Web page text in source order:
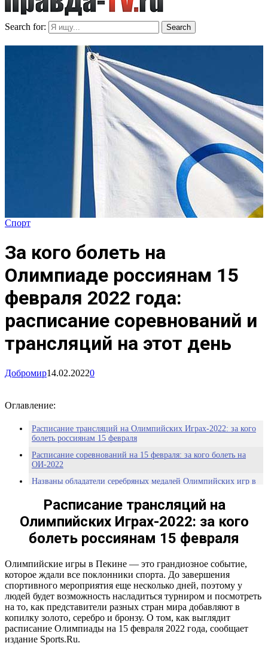
Search for: Search
Спорт
За кого болеть на
Олимпиаде россиянам 15
февраля 2022 года:
расписание соревнований и
трансляций на этот день
Добромир14.02.20220
Оглавление:
Расписание трансляций на Олимпийских Играх-2022: за кого
болеть россиянам 15 февраля
Расписание соревнований на 15 февраля: за кого болеть на
ОИ-2022
Названы обладатели серебряных медалей Олимпийских игр в
Расписание трансляций на
Олимпийских Играх-2022: за кого
болеть россиянам 15 февраля
Олимпийские игры в Пекине — это грандиозное событие,
которое ждали все поклонники спорта. До завершения
спортивного мероприятия еще несколько дней, поэтому у
людей будет возможность насладиться турниром и посмотреть
на то, как представители разных стран мира добавляют в
копилку золото, серебро и бронзу. О том, как выглядит
расписание Олимпиады на 15 февраля 2022 года, сообщает
издание Sports.Ru.